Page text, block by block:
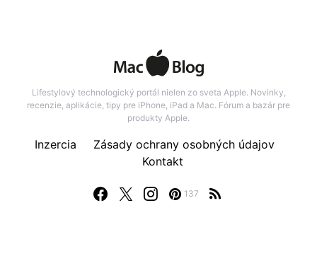
Lifestylový technologický portál nielen zo sveta Apple. Novinky,
recenzie, aplikácie, tipy pre iPhone, iPad a Mac. Fórum a bazár pre
produkty Apple.
137
Inzercia
Zásady ochrany osobných údajov
Kontakt